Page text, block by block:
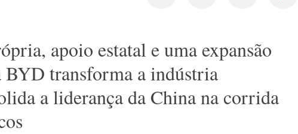
apoio estatal e uma expansão
BYD transforma a indústria
a liderança da China na corrida